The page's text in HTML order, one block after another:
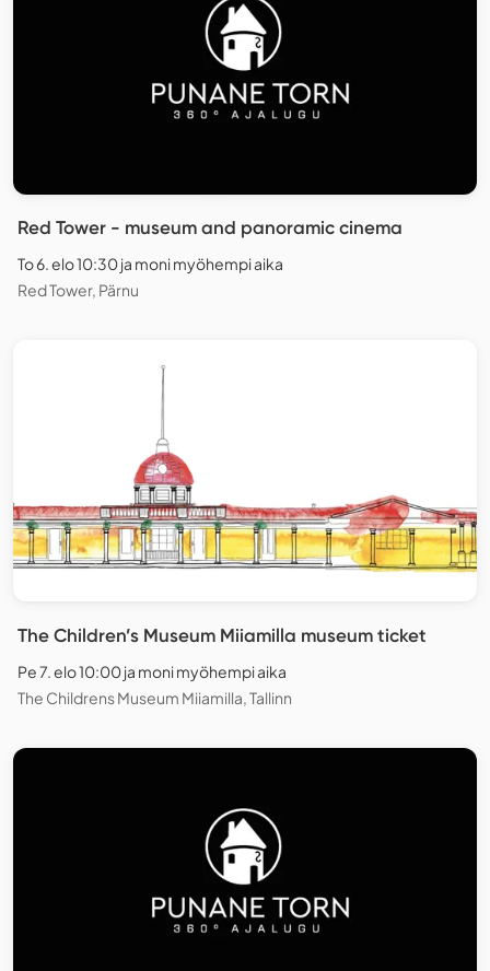
Red Tower - museum and panoramic cinema
To 6. elo 10:30 ja moni myöhempi aika
Red Tower, Pärnu
The Children’s Museum Miiamilla museum ticket
Pe 7. elo 10:00 ja moni myöhempi aika
The Childrens Museum Miiamilla, Tallinn